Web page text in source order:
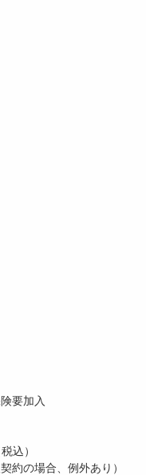
要加入
込）
の場合、例外あり）